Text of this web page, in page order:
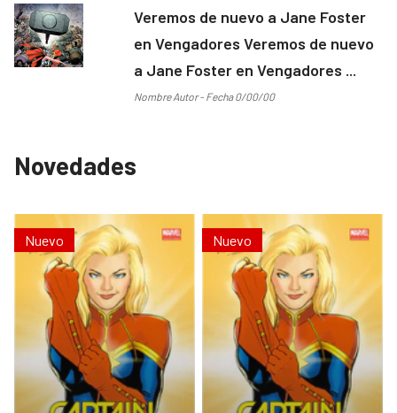
Veremos de nuevo a Jane Foster
en Vengadores Veremos de nuevo
a Jane Foster en Vengadores ...
Nombre Autor - Fecha 0/00/00
Novedades
Nuevo Nuevo